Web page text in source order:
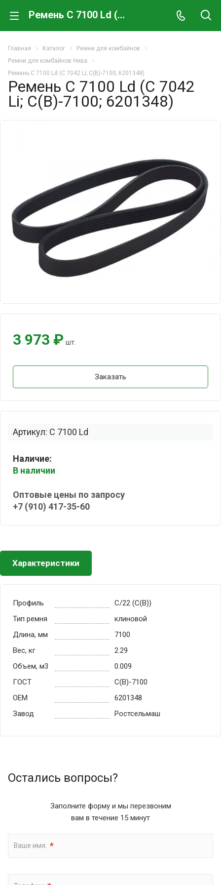
Ремень C 7100 Ld (C 7042 Li; С(В)-7100; 6201348)
Главная Каталог
Ремни для комбайнов
Ремни для комбайнов Нива
Ремень C 7100 Ld (C 7042 Li; С(В)-7100; 6201348)
Ремень C 7100 Ld (C 7042
Li; С(В)-7100; 6201348)
Артикул: C 7100 Ld
Наличие:
В наличии
Оптовые цены по запросу
+7 (910) 417-35-60
3 973 ₽ шт.
Заказать
Характеристики
Профиль
C/22 (С(В))
Тип ремня
клиновой
Длина, мм
7100
Вес, кг
2.29
Объем, м3
0.009
ГОСТ
С(В)-7100
OEM
6201348
Завод
Ростсельмаш
Остались вопросы?
Заполните форму и мы перезвоним
вам в течение 15 минут
Ваше имя: *